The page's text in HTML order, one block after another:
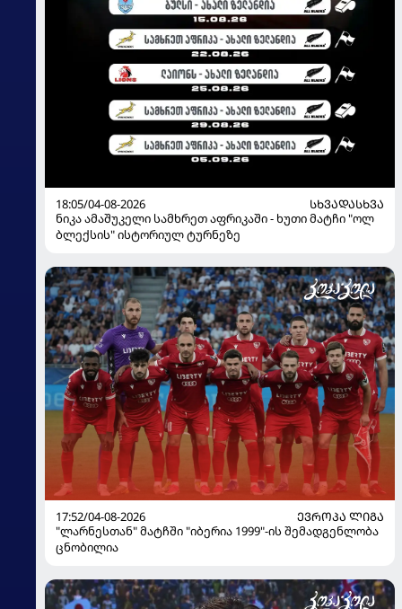
18:05/04-08-2026
ᲡᲮᲕᲐᲓᲐᲡᲮᲕᲐ
ნიკა ამაშუკელი სამხრეთ აფრიკაში - ხუთი მატჩი "ოლ
ბლექსის" ისტორიულ ტურნეზე
17:52/04-08-2026
ᲔᲕᲠᲝᲞᲐ ᲚᲘᲒᲐ
"ლარნესთან" მატჩში "იბერია 1999"-ის შემადგენლობა
ცნობილია